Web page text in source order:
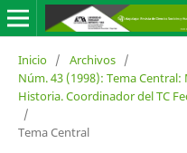
Inicio / Archivos /
Núm. 43 (1998): Tema
Historia. Coordinador del TC
/
Tema Central